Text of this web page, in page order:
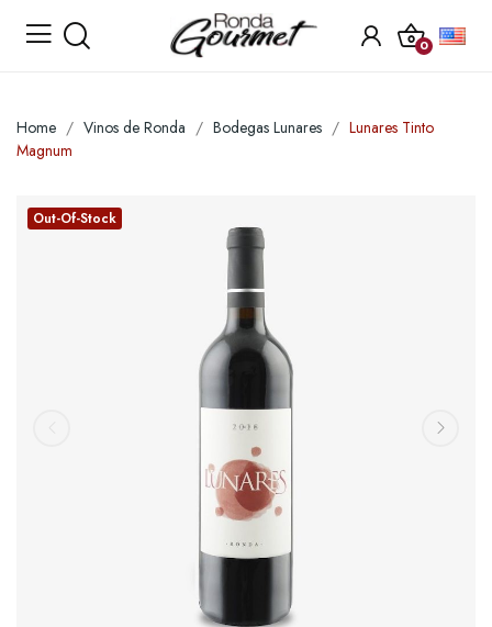
0
Home Vinos de Ronda Bodegas Lunares
Lunares Tinto
Magnum
Out-Of-Stock